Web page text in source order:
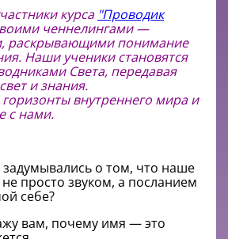
курса "Проводик
ченнелингами —
раскрывающими понимание
Наши ученики становятся
Света, передавая
и знания.
внутреннего мира и
с нами.
задумывались o том, что наше
просто звуком, а посланием
себе?
вам, почему имя — это